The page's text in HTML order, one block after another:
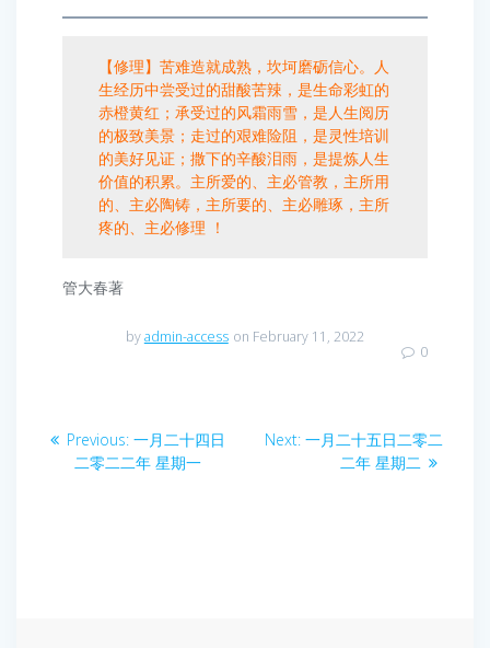
【修理】苦难造就成熟，坎坷磨砺信心。人
生经历中尝受过的甜酸苦辣，是生命彩虹的
赤橙黄红；承受过的风霜雨雪，是人生阅历
的极致美景；走过的艰难险阻，是灵性培训
的美好见证；撒下的辛酸泪雨，是提炼人生
价值的积累。主所爱的、主必管教，主所用
的、主必陶铸，主所要的、主必雕琢，主所
疼的、主必修理 ！
管大春著
byadmin-access on February 11, 2022
0
Post
navigation
Previous: Previous
post:
一月二十四日
二零二二年 星期一
Next: Next
一月二十五日二零二
二年 星期二